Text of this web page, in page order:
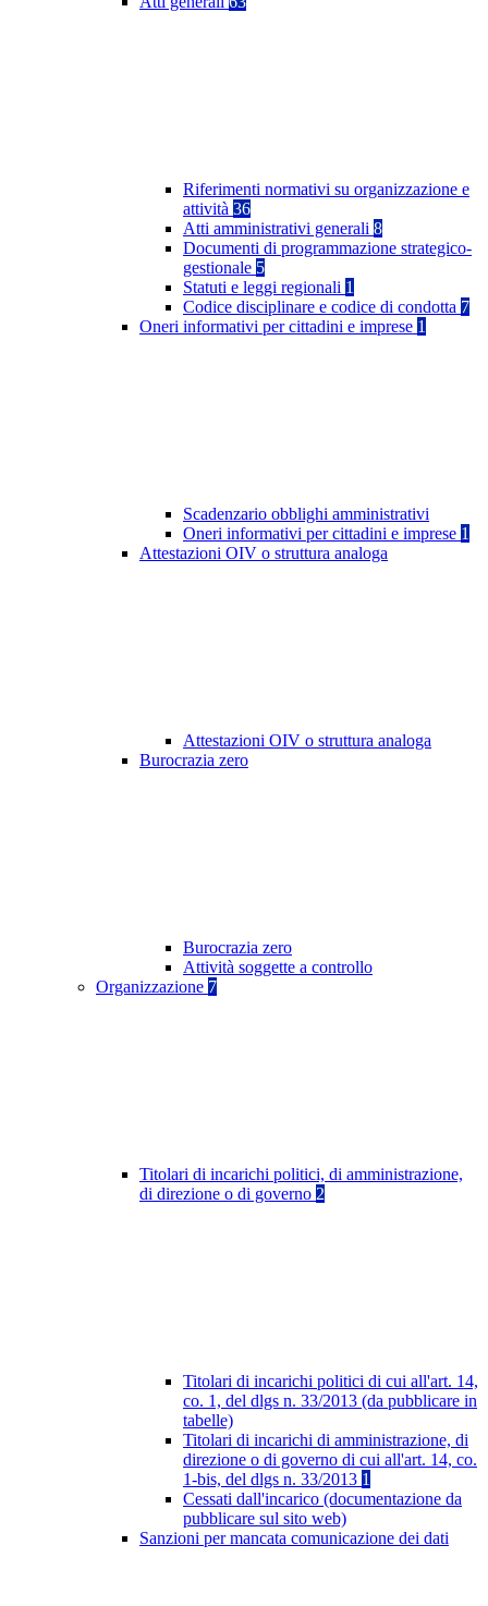
Riferimenti normativi su organizzazione e
attività 36
Atti amministrativi generali 8
Documenti di programmazione strategico-
gestionale 5
Statuti e leggi regionali 1
Codice disciplinare e codice di condotta 7
Oneri informativi per cittadini e imprese 1
Scadenzario obblighi amministrativi
Oneri informativi per cittadini e imprese 1
Attestazioni OIV o struttura analoga
Attestazioni OIV o struttura analoga
Burocrazia zero
Burocrazia zero
Attività soggette a controllo
Organizzazione 7
Titolari di incarichi politici, di amministrazione,
di direzione o di governo 2
Titolari di incarichi politici di cui all'art. 14,
co. 1, del dlgs n. 33/2013 (da pubblicare in
tabelle)
Titolari di incarichi di amministrazione, di
direzione o di governo di cui all'art. 14, co.
1-bis, del dlgs n. 33/2013 1
Cessati dall'incarico (documentazione da
pubblicare sul sito web)
Sanzioni per mancata comunicazione dei dati